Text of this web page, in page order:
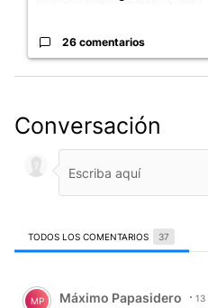
26 comentarios
Conversación
TODOS LOS COMENTARIOS 37
Comentario de Máximo
MP Máximo Papasidero 13